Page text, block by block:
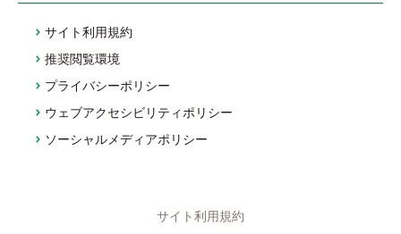
サイト利用規約
推奨閲覧環境
プライバシーポリシー
ウェブアクセシビリティポリシー
ソーシャルメディアポリシー
サイト利用規約